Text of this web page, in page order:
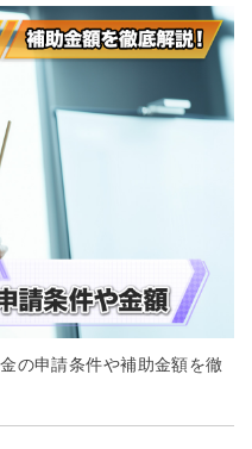
の申請条件や補助金額を徹